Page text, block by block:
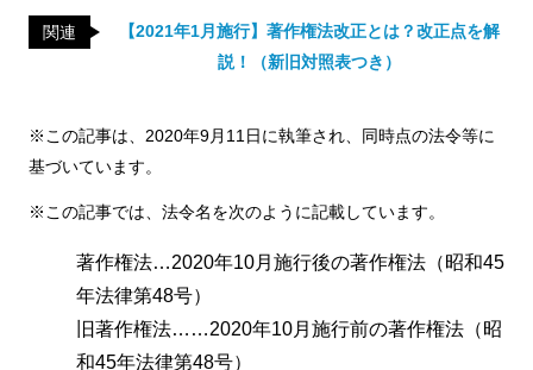
関連
【2021年1月施行】著作権法改正とは？改正点を解
説！（新旧対照表つき）
※この記事は、2020年9月11日に執筆され、同時点の法令等に
基づいています。
※この記事では、法令名を次のように記載しています。
著作権法…2020年10月施行後の著作権法（昭和45
年法律第48号）
旧著作権法……2020年10月施行前の著作権法（昭
和45年法律第48号）